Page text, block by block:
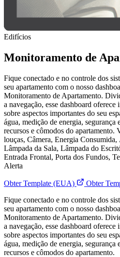
Edifícios
Monitoramento de
Fique conectado e no controle dos
seu apartamento com o nosso
Monitoramento de Apartamento.
a navegação, esse dashboard
sobre aspectos importantes do seu
água, medição de energia, segurança
recursos e cômodos do
louças, Câmera, Energia
Lâmpada da Sala, Lâmpada do
Entrada Frontal, Porta dos Fundos,
Alerta
Obter Template (EUA)
Obter
Fique conectado e no controle dos
seu apartamento com o nosso
Monitoramento de Apartamento.
a navegação, esse dashboard
sobre aspectos importantes do seu
água, medição de energia, segurança
recursos e cômodos do apartamento.